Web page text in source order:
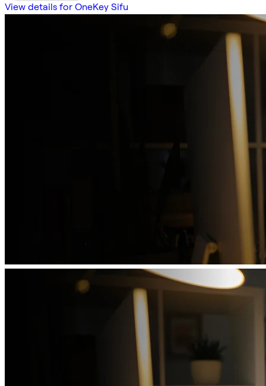
View details for OneKey Sifu